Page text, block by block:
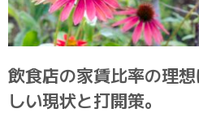
飲食店の家賃比率の理
しい現状と打開策。